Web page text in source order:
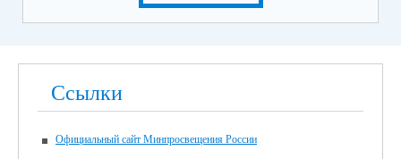
Ссылки
Официальный сайт Минпросвещения России